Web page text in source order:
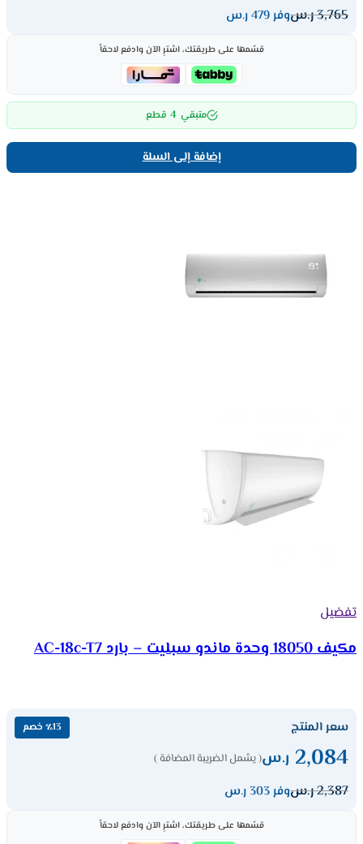
3,765ر.سوفر 479 ر.س
قسّمها على طريقتك، اشترِ الآن وادفع لاحقاً
متبقي 4 قطع
إضافة إلى السلة
تفضيل
مكيف 18050 وحدة ماندو سبليت – بارد AC-18c-T7
سعر المنتج ٪13 خصم
2,084 ر.س( يشمل الضريبة المضافة )
2,387ر.سوفر 303 ر.س
قسّمها على طريقتك، اشترِ الآن وادفع لاحقاً